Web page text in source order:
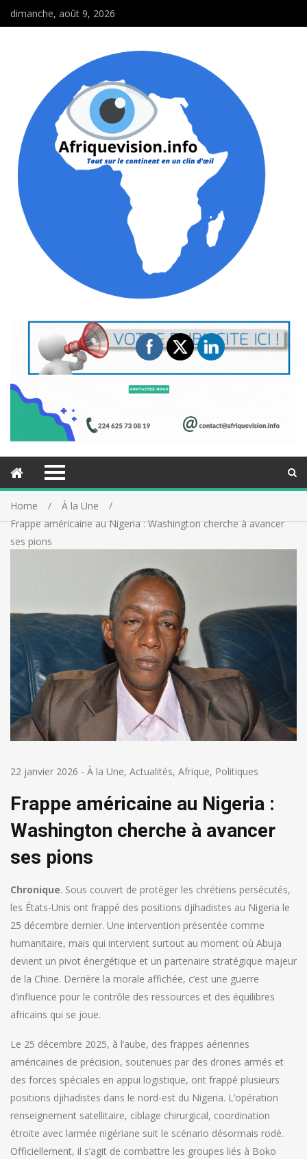
dimanche, août 9, 2026
Home
À la Une
Frappe américaine au Nigeria : Washington cherche à avancer
ses pions
22 janvier 2026 - À la Une, Actualités, Afrique, Politiques
Frappe américaine au Nigeria :
Washington cherche à avancer
ses pions
Chronique. Sous couvert de protéger les chrétiens persécutés,
les États-Unis ont frappé des positions djihadistes au Nigeria le
25 décembre dernier. Une intervention présentée comme
humanitaire, mais qui intervient surtout au moment où Abuja
devient un pivot énergétique et un partenaire stratégique majeur
de la Chine. Derrière la morale affichée, c’est une guerre
d’influence pour le contrôle des ressources et des équilibres
africains qui se joue.
Le 25 décembre 2025, à l’aube, des frappes aériennes
américaines de précision, soutenues par des drones armés et
des forces spéciales en appui logistique, ont frappé plusieurs
positions djihadistes dans le nord-est du Nigeria. L’opération
renseignement satellitaire, ciblage chirurgical, coordination
étroite avec larmée nigériane suit le scénario désormais rodé.
Officiellement, il s’agit de combattre les groupes liés à Boko